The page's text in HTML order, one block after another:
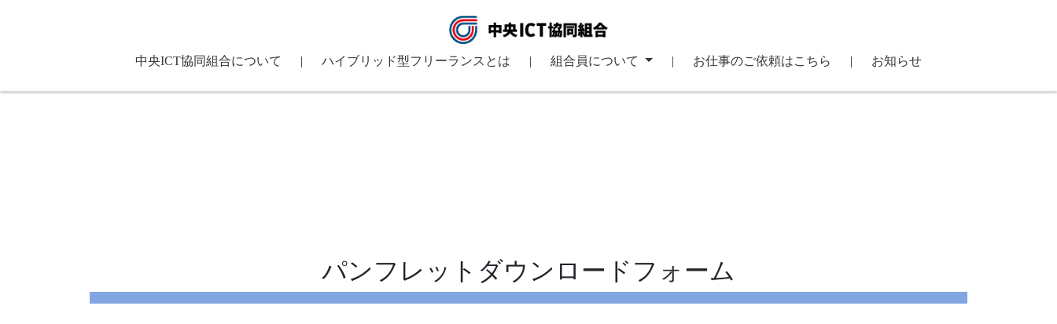
中央ICT協同組合について | ハイブリッド型フリーランスとは | 組合員について | お仕事のご依頼はこちら | お知らせ
パンフレットダウンロードフォーム